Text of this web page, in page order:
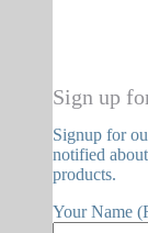
Sign up
Signup for
notified
products.
Your Name